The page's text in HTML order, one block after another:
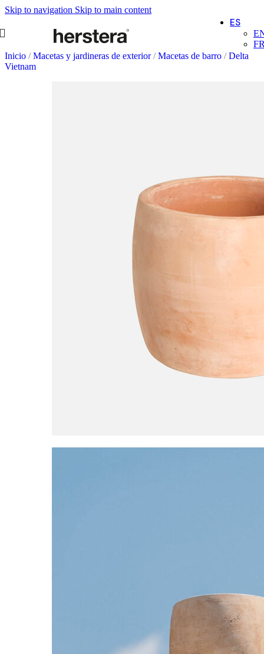
Skip to navigation Skip to main content
ES
Inicio / Macetas y jardineras de exterior/ Macetas de barro / Delta
Vietnam